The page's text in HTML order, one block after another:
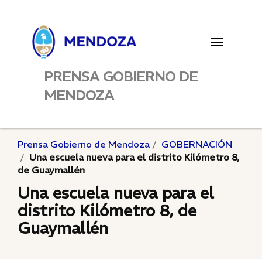
Toggle
PRENSA GOBIERNO DE
MENDOZA
Prensa Gobierno de Mendoza
GOBERNACIÓN
Una escuela nueva para el distrito Kilómetro 8,
de Guaymallén
Una escuela nueva para el
distrito Kilómetro 8, de
Guaymallén